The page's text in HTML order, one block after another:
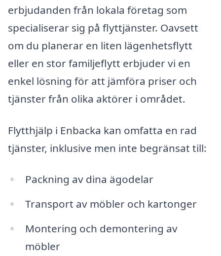
erbjudanden från lokala företag som
specialiserar sig på flyttjänster. Oavsett
om du planerar en liten lägenhetsflytt
eller en stor familjeflytt erbjuder vi en
enkel lösning för att jämföra priser och
tjänster från olika aktörer i området.
Flytthjälp i Enbacka kan omfatta en rad
tjänster, inklusive men inte begränsat till:
Packning av dina ägodelar
Transport av möbler och kartonger
Montering och demontering av
möbler